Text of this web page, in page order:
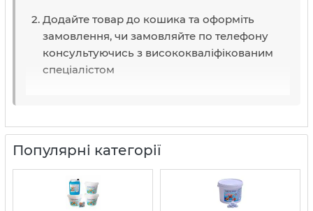
Додайте товар до кошика та оформіть
замовлення, чи замовляйте по телефону
консультуючись з висококваліфікованим
спеціалістом
Популярні категорії